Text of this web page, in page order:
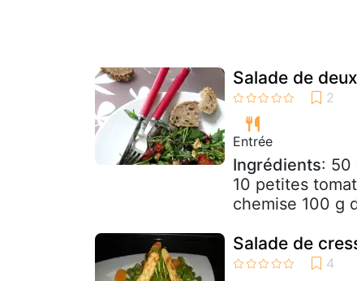
Salade de
Entrée
Ingrédients: 50
10 petites
chemise 100 g
Salade de